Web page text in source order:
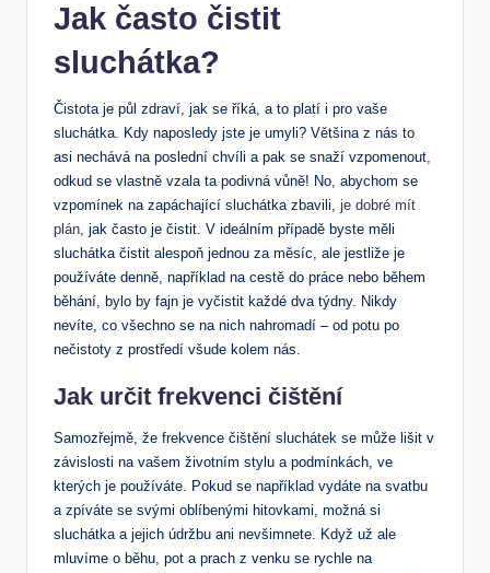
Jak často čistit
sluchátka?
Čistota je půl zdraví, jak se říká, a to platí i pro vaše
sluchátka. Kdy naposledy jste je umyli? Většina z nás to
asi nechává na poslední chvíli a pak se snaží vzpomenout,
odkud se vlastně vzala ta podivná vůně! No, abychom se
vzpomínek na zapáchající sluchátka zbavili, je dobré mít
plán, jak často je čistit. V ideálním případě byste měli
sluchátka čistit alespoň jednou za měsíc, ale jestliže je
používáte denně, například na cestě do práce nebo během
běhání, bylo by fajn je vyčistit každé dva týdny. Nikdy
nevíte, co všechno se na nich nahromadí – od potu po
nečistoty z prostředí všude kolem nás.
Jak určit frekvenci čištění
Samozřejmě, že frekvence čištění sluchátek se může lišit v
závislosti na vašem životním stylu a podmínkách, ve
kterých je používáte. Pokud se například vydáte na svatbu
a zpíváte se svými oblíbenými hitovkami, možná si
sluchátka a jejich údržbu ani nevšimnete. Když už ale
mluvíme o běhu, pot a prach z venku se rychle na